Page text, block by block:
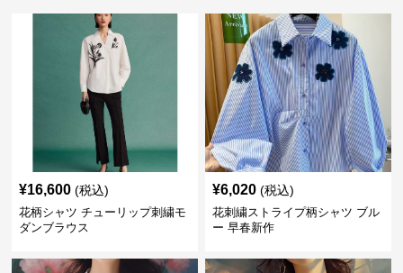
¥16,600 (税込)
花柄シャツ チューリップ刺繍モ
ダンブラウス
¥6,020 (税込)
花刺繍ストライプ柄シャツ ブル
ー 早春新作